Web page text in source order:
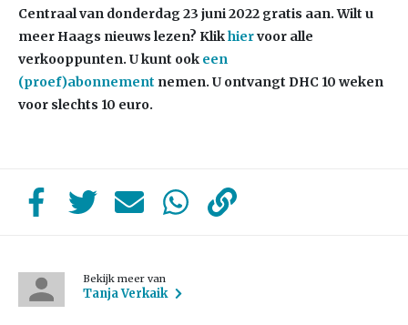
Centraal van donderdag 23 juni 2022 gratis aan. Wilt u
meer Haags nieuws lezen? Klikhiervoor alle
verkooppunten. U kunt ook een
(proef)abonnement nemen. U ontvangt DHC 10 weken
voor slechts 10 euro.
Bekijk meer van
Tanja Verkaik